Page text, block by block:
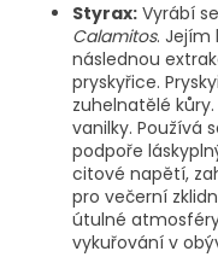
Styrax: Vyrábí
Calamitos. Jejím
následnou
pryskyřice.
zuhelnatělé
vanilky. Používá
podpoře
citové napětí,
pro večerní
útulné
vykuřování v